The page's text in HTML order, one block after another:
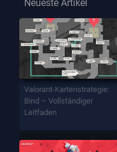
Neueste Artikel
Valorant-Kartenstrategie:
Bind – Vollständiger
Leitfaden